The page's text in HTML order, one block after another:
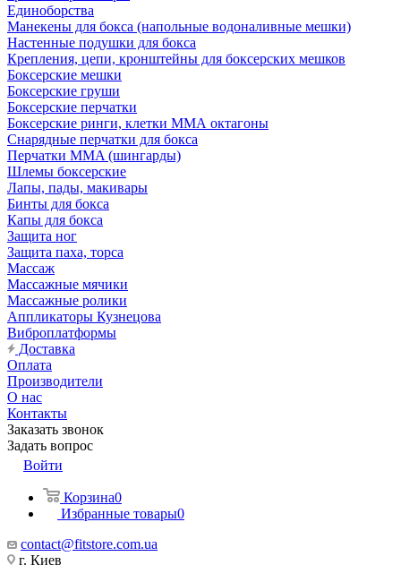
Единоборства
Манекены для бокса (напольные водоналивные мешки)
Настенные подушки для бокса
Крепления, цепи, кронштейны для боксерских мешков
Боксерские мешки
Боксерские груши
Боксерские перчатки
Боксерские ринги, клетки ММА октагоны
Снарядные перчатки для бокса
Перчатки MMA (шингарды)
Шлемы боксерские
Лапы, пады, макивары
Бинты для бокса
Капы для бокса
Защита ног
Защита паха, торса
Массаж
Массажные мячики
Массажные ролики
Аппликаторы Кузнецова
Виброплатформы
Доставка
Оплата
Производители
О нас
Контакты
Заказать звонок
Задать вопрос
Войти
Корзина0
Избранные товары0
contact@fitstore.com.ua
г. Киев